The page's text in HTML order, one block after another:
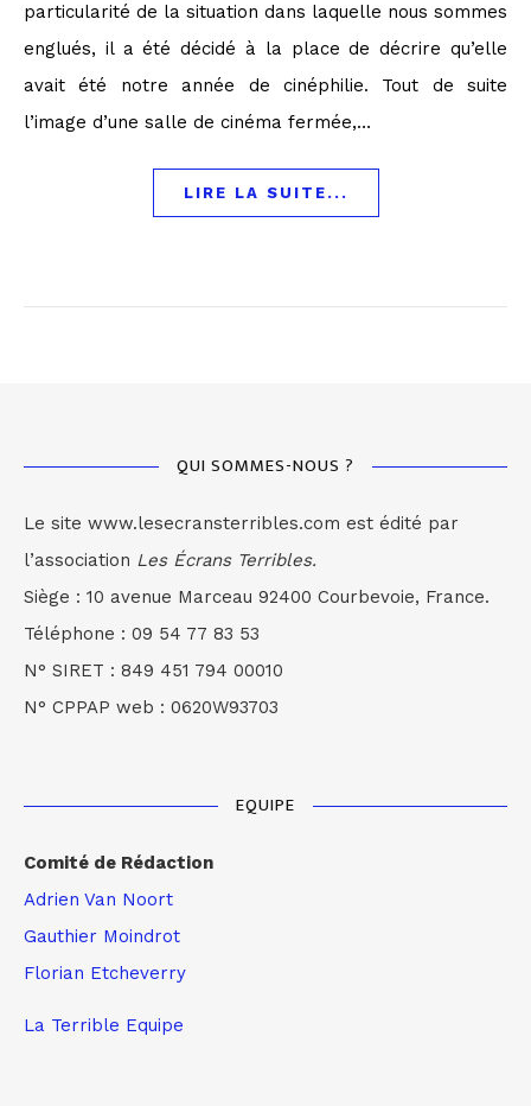
particularité de la situation dans laquelle nous sommes
englués, il a été décidé à la place de décrire qu’elle
avait été notre année de cinéphilie. Tout de suite
l’image d’une salle de cinéma fermée,…
LIRE LA SUITE...
QUI SOMMES-NOUS ?
Le site www.lesecransterribles.com est édité par
l’association Les Écrans Terribles.
Siège : 10 avenue Marceau 92400 Courbevoie, France.
Téléphone : 09 54 77 83 53
N° SIRET : 849 451 794 00010
N° CPPAP web : 0620W93703
EQUIPE
Comité de Rédaction
Adrien Van Noort
Gauthier Moindrot
Florian Etcheverry
La Terrible Equipe